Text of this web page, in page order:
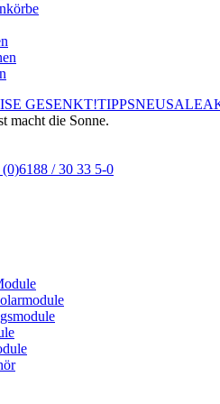
GESENKT!TIPPSNEUSALE
macht die Sonne.
/ 30 33 5-0